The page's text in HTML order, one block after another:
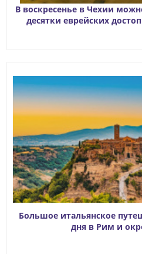
В воскресенье в Чехии
десятки еврейских
Большое итальянское
дня в Рим и